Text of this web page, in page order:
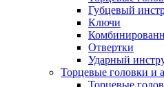
Губцевый
Ключи
Отвертки
Ударный
Торцевые головки и
Торцевые